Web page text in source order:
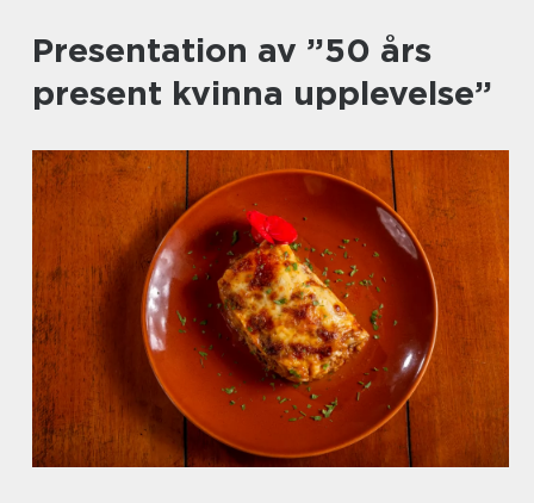
Presentation av ”50 års
present kvinna upplevelse”